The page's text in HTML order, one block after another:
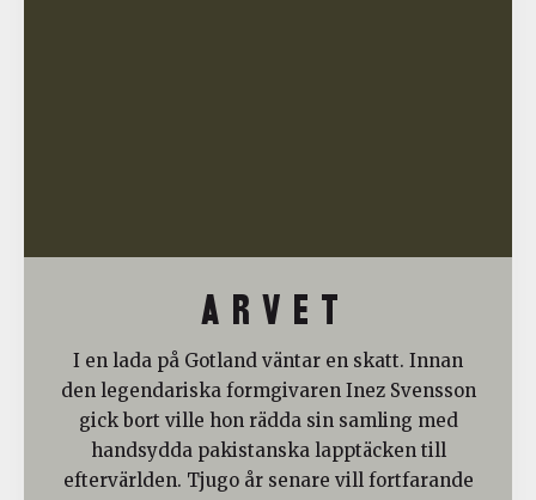
A R V E T
I en lada på Gotland väntar en skatt. Innan
den legendariska formgivaren Inez Svensson
gick bort ville hon rädda sin samling med
handsydda pakistanska lapptäcken till
eftervärlden. Tjugo år senare vill fortfarande